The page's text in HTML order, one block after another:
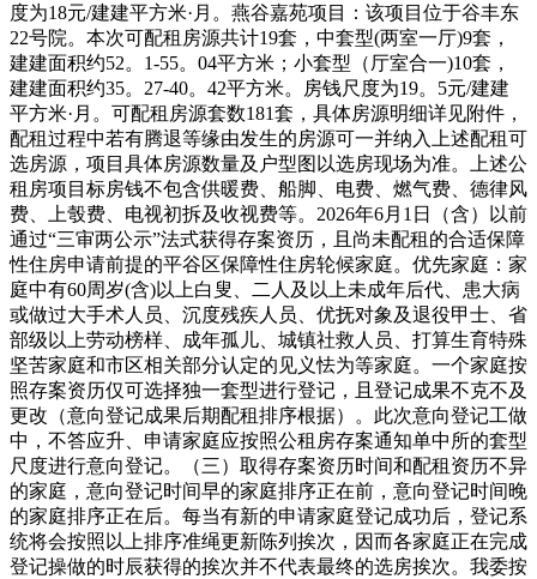
度为18元/建建平方米·月。燕谷嘉苑项目：该项目位于谷丰东
22号院。本次可配租房源共计19套，中套型(两室一厅)9套，
建建面积约52。1-55。04平方米；小套型（厅室合一)10套，
建建面积约35。27-40。42平方米。房钱尺度为19。5元/建建
平方米·月。可配租房源套数181套，具体房源明细详见附件，
配租过程中若有腾退等缘由发生的房源可一并纳入上述配租可
选房源，项目具体房源数量及户型图以选房现场为准。上述公
租房项目标房钱不包含供暖费、船脚、电费、燃气费、德律风
费、上彀费、电视初拆及收视费等。2026年6月1日（含）以前
通过“三审两公示”法式获得存案资历，且尚未配租的合适保障
性住房申请前提的平谷区保障性住房轮候家庭。优先家庭：家
庭中有60周岁(含)以上白叟、二人及以上未成年后代、患大病
或做过大手术人员、沉度残疾人员、优抚对象及退役甲士、省
部级以上劳动榜样、成年孤儿、城镇社救人员、打算生育特殊
坚苦家庭和市区相关部分认定的见义怯为等家庭。一个家庭按
照存案资历仅可选择独一套型进行登记，且登记成果不克不及
更改（意向登记成果后期配租排序根据）。此次意向登记工做
中，不答应升、申请家庭应按照公租房存案通知单中所的套型
尺度进行意向登记。（三）取得存案资历时间和配租资历不异
的家庭，意向登记时间早的家庭排序正在前，意向登记时间晚
的家庭排序正在后。每当有新的申请家庭登记成功后，登记系
统将会按照以上排序准绳更新陈列挨次，因而各家庭正在完成
登记操做的时辰获得的挨次并不代表最终的选房挨次。我委按